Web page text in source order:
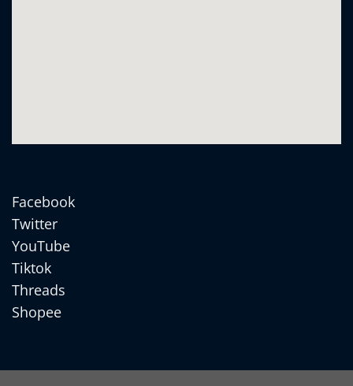
Facebook
Twitter
YouTube
Tiktok
Threads
Shopee